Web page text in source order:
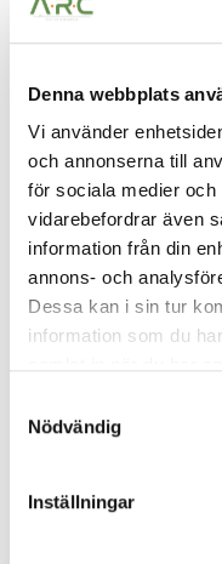
Denna webbplats
Vi använder
och annonserna till
för sociala medier
vidarebefordrar även
information från din
annons- och
Dessa kan i sin tur
information som du
Nödvändig
Inställningar
A.R.C